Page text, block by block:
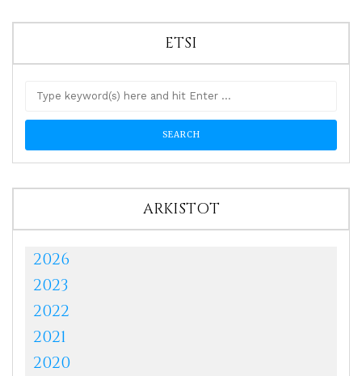
ETSI
ARKISTOT
2026
2023
2022
2021
2020